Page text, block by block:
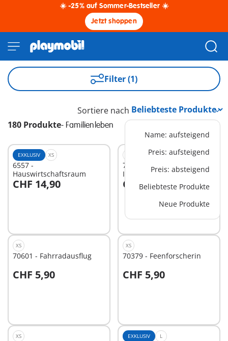
☀️ -25% auf Sommer-Bestseller ☀️
Jetzt shoppen
Filter (1)
180 Produkte- Familienleben
Sortiere nach
Name: aufsteigend
Preis: aufsteigend
Preis: absteigend
Beliebteste Produkte
Neue Produkte
EXKLUSIV XS
6557 -
Hauswirtschaftsraum
CHF 14,90
In den Warenkorb
71512 - Pflege der
Igelfamilie
CHF 11,90
In den Warenkorb
XS
70601 - Fahrradausflug
CHF 5,90
In den Warenkorb
XS
70379 - Feenforscherin
CHF 5,90
In den Warenkorb
XS EXKLUSIV L